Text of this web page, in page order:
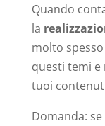
Quando
la
molto
questi temi
tuoi
Domanda: